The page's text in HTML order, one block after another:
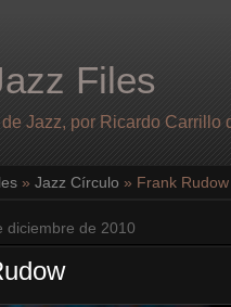
Files
Jazz, por Ricardo Carrillo
» Jazz Círculo » Frank Rudow
diciembre de 2010